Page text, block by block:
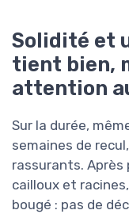
Solidité et
tient bien,
attention
Sur la durée,
semaines de
rassurants. Après
cailloux et
bougé : pas de